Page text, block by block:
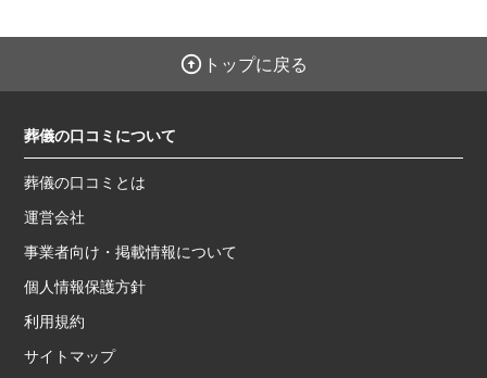
トップに戻る
葬儀の口コミについて
葬儀の口コミとは
運営会社
事業者向け・掲載情報について
個人情報保護方針
利用規約
サイトマップ